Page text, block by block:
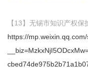
【13】无锡市知识产权
https://